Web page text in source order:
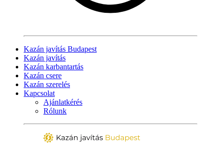
Kazán javítás Budapest
Kazán javítás
Kazán karbantartás
Kazán csere
Kazán szerelés
Kapcsolat
Ajánlatkérés
Rólunk